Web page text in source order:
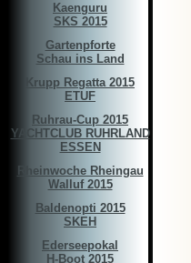
Kaenguru
SKS 2015
Gartenpforte
Schau ins Land
Krupp Regatta 2015
ETUF
Ruhrau-Cup 2015
YACHTCLUB RUHRLAND
ESSEN
Rheinwoche Rheingau
Walluf 2015
Baldenopti 2015
SKEH
Ederseepokal
H-Boot 2015